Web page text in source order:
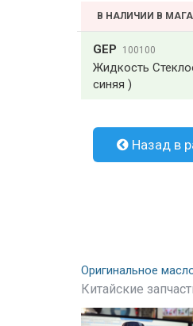
В НАЛИЧИИ В
GEP 100100
Жидкость
синяя )
Назад в
Оригинальное
Китайские